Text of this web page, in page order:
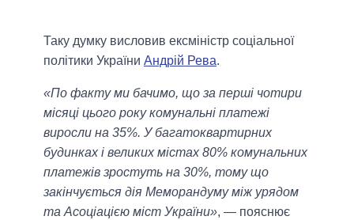
Таку думку висловив ексміністр соціальної
політики України Андрій Рева.
«По факту ми бачимо, що за перші чотири
місяці цього року комунальні платежі
виросли на 35%. У багатоквартирних
будинках і великих містах 80% комунальних
платежів зростуть на 30%, тому що
закінчується дія Меморандуму між урядом
та Асоціацією міст України», — пояснює